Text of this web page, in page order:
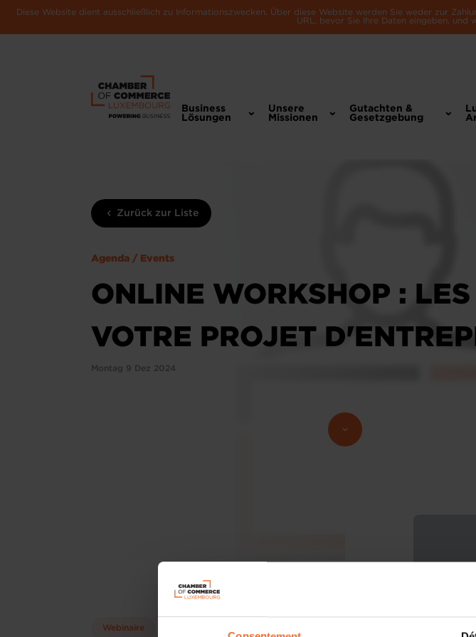
Diese Website dient ausschließlich zu Informationszwecken. Über diese Website werden Sie weder zur
URL, bevor Sie Ihre Daten eingeben, und
Business
Lösungen
Unsere
Missionen
Gutachten &
Gesetzgebung
Zurück zur Liste
Agenda / Events
ONLINE WORKSHOP :
VOTRE PROJET
Montag 9 Dez 2024
Webinaire